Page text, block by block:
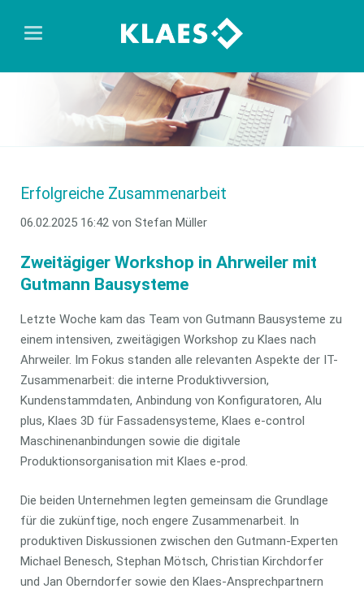
Erfolgreiche Zusammenarbeit
06.02.2025 16:42von Stefan Müller
Zweitägiger Workshop in Ahrweiler mit
Gutmann Bausysteme
Letzte Woche kam das Team von Gutmann Bausysteme zu
einem intensiven, zweitägigen Workshop zu Klaes nach
Ahrweiler. Im Fokus standen alle relevanten Aspekte der IT-
Zusammenarbeit: die interne Produktivversion,
Kundenstammdaten, Anbindung von Konfiguratoren, Alu
plus, Klaes 3D für Fassadensysteme, Klaes e-control
Maschinenanbindungen sowie die digitale
Produktionsorganisation mit Klaes e-prod.
Die beiden Unternehmen legten gemeinsam die Grundlage
für die zukünftige, noch engere Zusammenarbeit. In
produktiven Diskussionen zwischen den Gutmann-Experten
Michael Benesch, Stephan Mötsch, Christian Kirchdorfer
und Jan Oberndorfer sowie den Klaes-Ansprechpartnern